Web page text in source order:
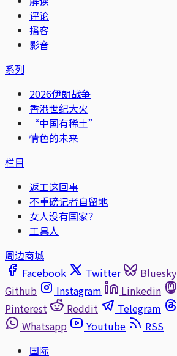
评论
播客
影音
系列
2026伊朗战争
香港世纪大火
“中国有稀土”
情色的未来
栏目
返工这回事
不重磅记者自留地
女人没有国家？
工具人
周边商城
Facebook
Twitter Bluesky
Github
Instagram Linkedin
Pinterest
Reddit Telegram
Whatsapp
Youtube
RSS
国际